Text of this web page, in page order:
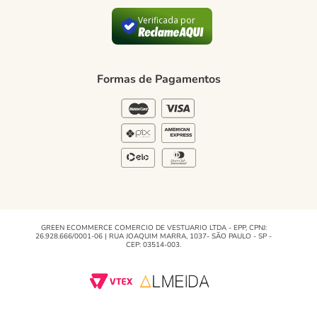
Trocas e devoluções
Formas de Pagamento
Regulamento e Promoções
Verificada por
Formas de Pagamentos
GREEN ECOMMERCE COMERCIO DE VESTUARIO LTDA - EPP, CPNJ:
26.928.666/0001-06 | RUA JOAQUIM MARRA, 1037- SÃO PAULO - SP -
CEP: 03514-003.